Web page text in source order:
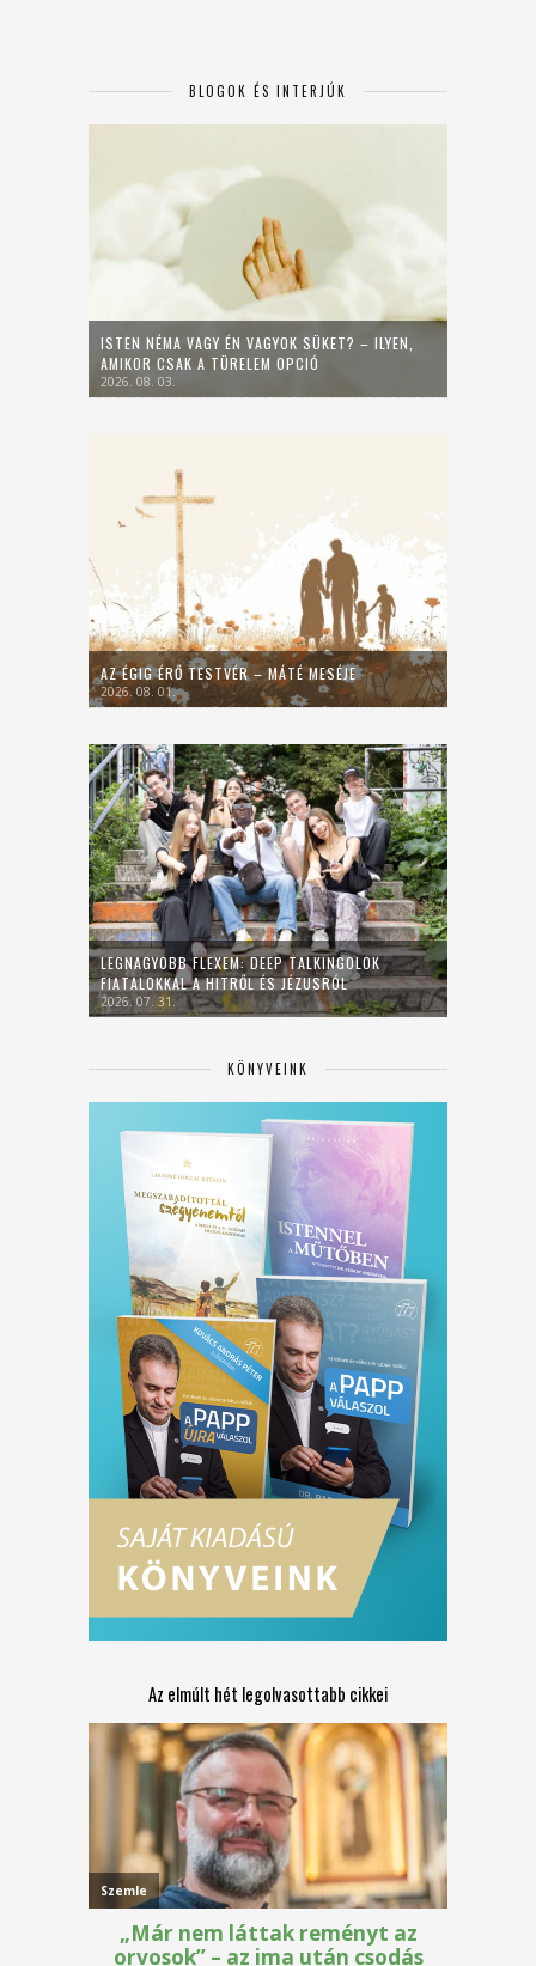
BLOGOK ÉS INTERJÚK
ISTEN NÉMA VAGY ÉN VAGYOK SÜKET? – ILYEN,
AMIKOR CSAK A TÜRELEM OPCIÓ
2026. 08. 03.
AZ ÉGIG ÉRŐ TESTVÉR – MÁTÉ MESÉJE
2026. 08. 01.
LEGNAGYOBB FLEXEM: DEEP TALKINGOLOK
FIATALOKKAL A HITRŐL ÉS JÉZUSRÓL
2026. 07. 31.
KÖNYVEINK
Az elmúlt hét legolvasottabb cikkei